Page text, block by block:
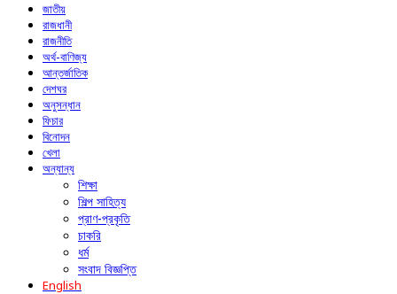
জাতীয়
রাজধানী
রাজনীতি
অর্থ-বাণিজ্য
আন্তর্জাতিক
দেশঘর
অনুসন্ধান
ফিচার
বিনোদন
খেলা
অন্যান্য
শিক্ষা
শিল্প সাহিত্য
প্রাণ-প্রকৃতি
চাকরি
ধর্ম
সংবাদ বিজ্ঞপ্তি
English